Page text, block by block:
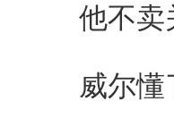
他不卖关
威尔懂